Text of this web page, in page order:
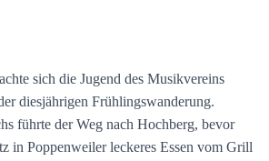
sich die Jugend des Musikvereins
diesjährigen Frühlingswanderung.
führte der Weg nach Hochberg, bevor
in Poppenweiler leckeres Essen vom Grill